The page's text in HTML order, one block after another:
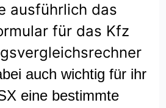
ausführlich das
für das Kfz
auch wichtig für ihr
eine bestimmte